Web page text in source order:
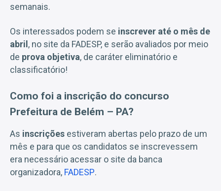
semanais.
Os interessados podem se inscrever até o mês de
abril , no site da FADESP, e serão avaliados por meio
de prova objetiva, de caráter eliminatório e
classificatório!
Como foi a inscrição do concurso
Prefeitura de Belém – PA?
As inscrições estiveram abertas pelo prazo de um
mês e para que os candidatos se inscrevessem
era necessário acessar o site da banca
organizadora, FADESP.